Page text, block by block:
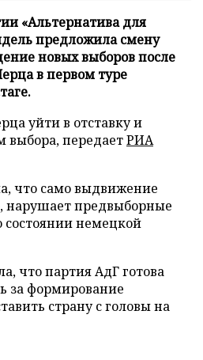
«Альтернатива для
предложила смену
новых выборов после
в первом туре
уйти в отставку и
выбора, передаетРИА
что само выдвижение
предвыборные
состоянии немецкой
что партия АдГ готова
за формирование
страну с головы на